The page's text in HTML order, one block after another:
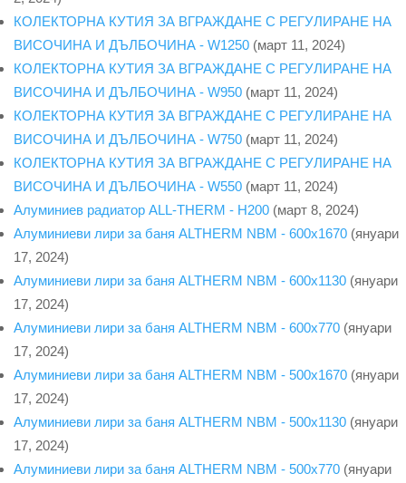
КОЛЕКТОРНА КУТИЯ ЗА ВГРАЖДАНЕ С РЕГУЛИРАНЕ НА
ВИСОЧИНА И ДЪЛБОЧИНА - W1250 (март 11, 2024)
КОЛЕКТОРНА КУТИЯ ЗА ВГРАЖДАНЕ С РЕГУЛИРАНЕ НА
ВИСОЧИНА И ДЪЛБОЧИНА - W950 (март 11, 2024)
КОЛЕКТОРНА КУТИЯ ЗА ВГРАЖДАНЕ С РЕГУЛИРАНЕ НА
ВИСОЧИНА И ДЪЛБОЧИНА - W750 (март 11, 2024)
КОЛЕКТОРНА КУТИЯ ЗА ВГРАЖДАНЕ С РЕГУЛИРАНЕ НА
ВИСОЧИНА И ДЪЛБОЧИНА - W550 (март 11, 2024)
Алуминиев радиатор ALL-THERM - H200 (март 8, 2024)
Алуминиеви лири за баня ALTHERM NBM - 600x1670 (януари
17, 2024)
Алуминиеви лири за баня ALTHERM NBM - 600x1130 (януари
17, 2024)
Алуминиеви лири за баня ALTHERM NBM - 600x770 (януари
17, 2024)
Алуминиеви лири за баня ALTHERM NBM - 500x1670 (януари
17, 2024)
Алуминиеви лири за баня ALTHERM NBM - 500x1130 (януари
17, 2024)
Алуминиеви лири за баня ALTHERM NBM - 500x770 (януари